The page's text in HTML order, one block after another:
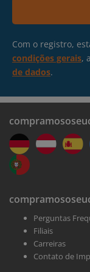
Com o registro,
condições gerais,
de dados.
Perguntas
Filiais
Carreiras
Contato de